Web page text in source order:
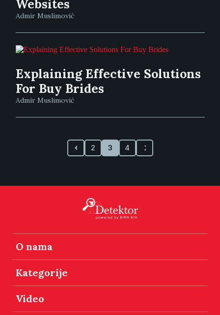
Websites
Admir Muslimović
Explaining Effective Solutions
For Buy Brides
Admir Muslimović
2 3 4
O nama
Kategorije
Video